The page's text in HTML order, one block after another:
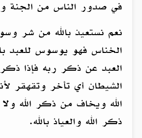
في صدور الناس من الجنة
نعم نستعيذ بالله من شر
الخناس فهو يوسوس للعبد
العبد عن ذكر ربه فإذا
الشيطان أي تأخر وتقهقر
الله ويخاف من ذكر الله
ذكر الله والعياذ بالله.